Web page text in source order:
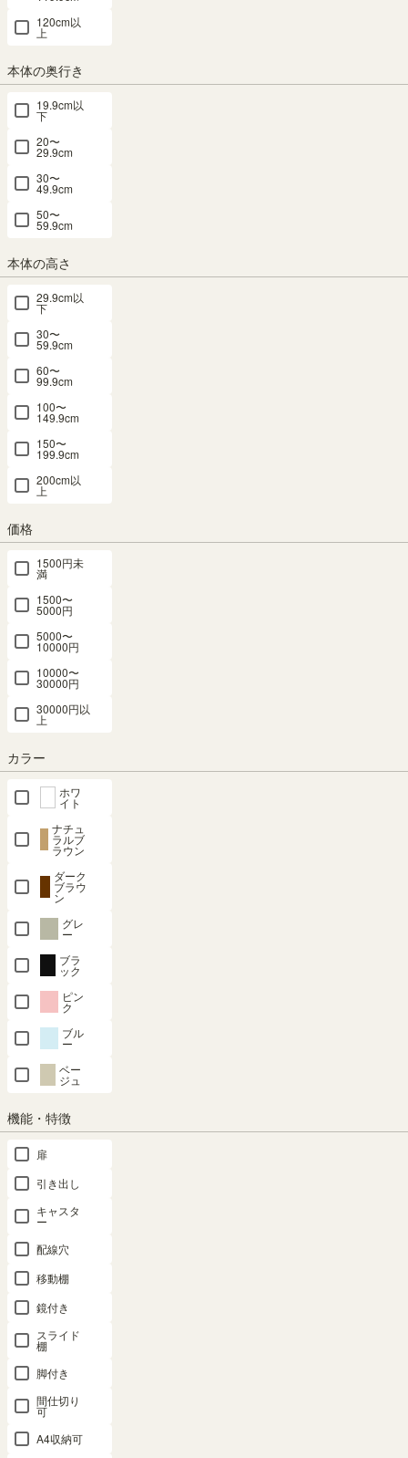
120cm以
上
本体の奥行き
19.9cm以
下
20〜
29.9cm
30〜
49.9cm
50〜
59.9cm
本体の高さ
29.9cm以
下
30〜
59.9cm
60〜
99.9cm
100〜
149.9cm
150〜
199.9cm
200cm以
上
価格
1500円未
満
1500〜
5000円
5000〜
10000円
10000〜
30000円
30000円以
上
カラー
ホワ
イト
ナチュ
ラルブ
ラウン
ダーク
ブラウ
ン
グレ
ー
ブラ
ック
ピン
ク
ブル
ー
ベー
ジュ
機能・特徴
扉
引き出し
キャスタ
ー
配線穴
移動棚
鏡付き
スライド
棚
脚付き
間仕切り
可
A4収納可
¥ 1,480
送料個別 ¥330
組立サービス
この商品は組立サービスをご利用いただけません。
最短お届け予定日
〒
予定日:在庫がないため表示できません
※在庫状況、実際の詳細な住所により変動する場合があります。
※正確なお届け予定日はご注文手続き画面にてご確認ください。
対応商品
幅43cm 高さ84cm
幅124cm 高さ125cm
移動棚用 取付金具付き
移動棚１枚につき、4個の取付
金具が付属します。